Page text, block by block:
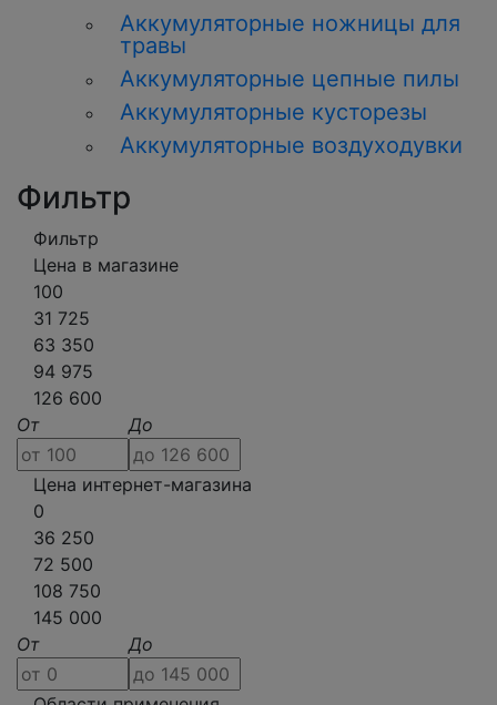
Аккумуляторные ножницы для
травы
Аккумуляторные цепные пилы
Аккумуляторные кусторезы
Аккумуляторные воздуходувки
Фильтр
Фильтр
Цена в магазине
100
31 725
63 350
94 975
126 600
От
До
Цена интернет-магазина
0
36 250
72 500
108 750
145 000
От
До